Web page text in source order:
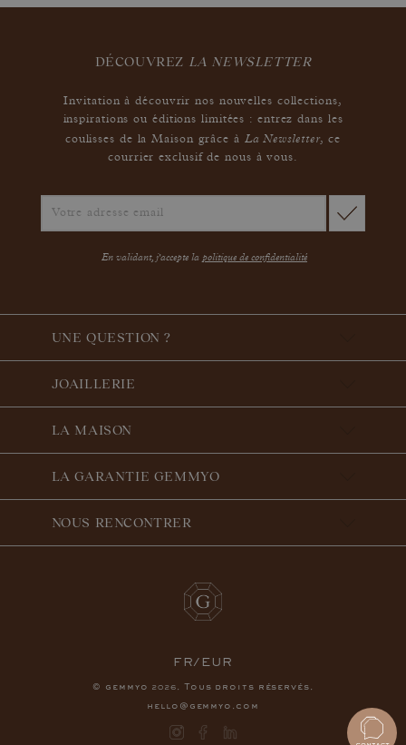
DÉCOUVREZ LA NEWSLETTER
Invitation à découvrir nos nouvelles collections,
inspirations ou éditions limitées : entrez dans les
coulisses de la Maison grâce à La Newsletter,ce
courrier exclusif de nous à vous.
En validant, j'accepte la politique de confidentialité
UNE QUESTION ?
JOAILLERIE
LA MAISON
LA GARANTIE GEMMYO
NOUS RENCONTRER
FR/EUR
© gemmyo 2026 . Tous droits réservés.
hello@gemmyo.com